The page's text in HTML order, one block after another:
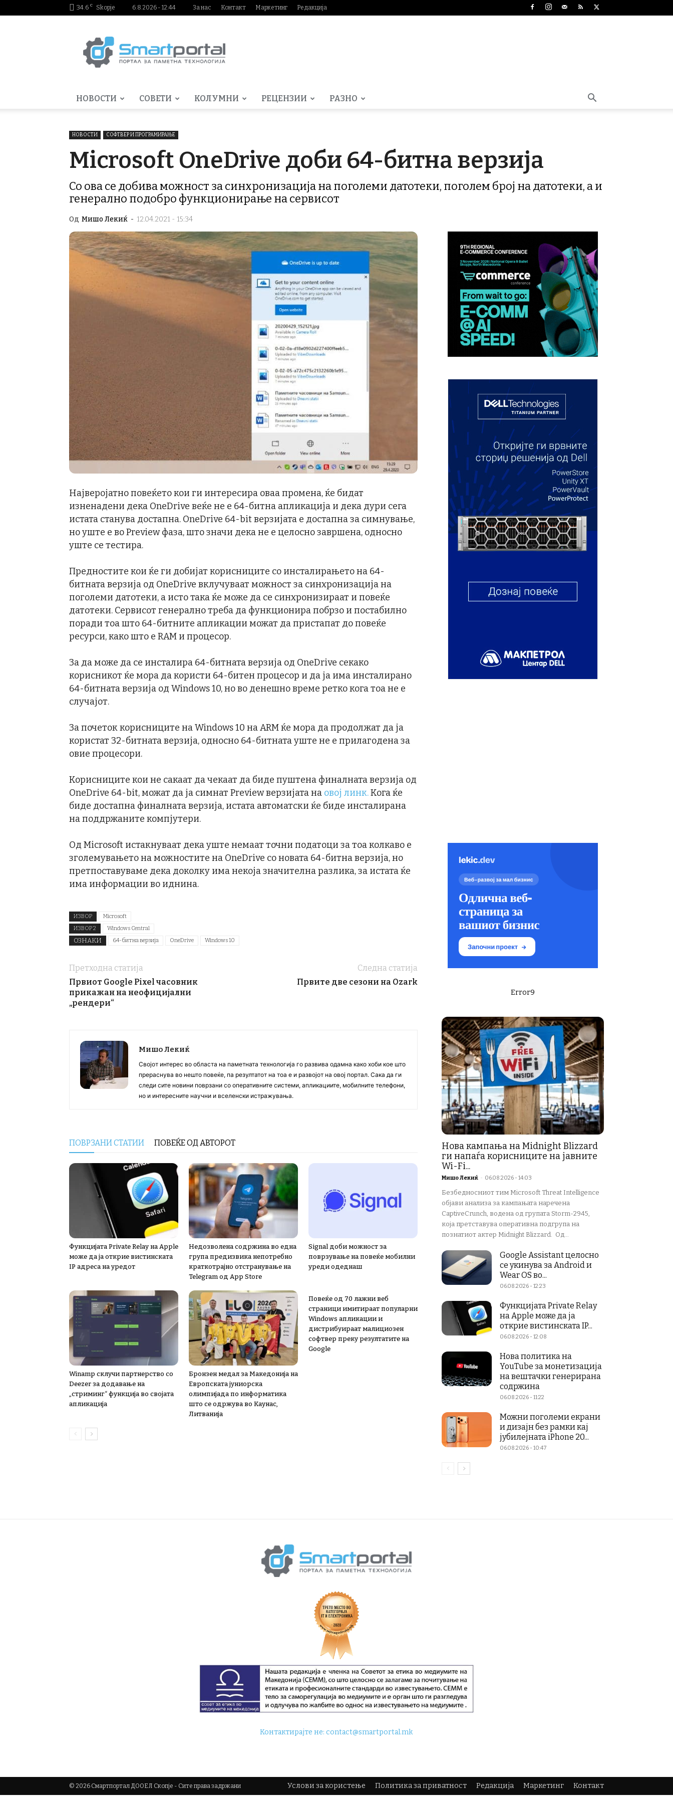
34.6 C Skopje 6.8.2026 - 12:44 За нас Контакт Маркетинг Редакција
НОВОСТИ СОВЕТИ КОЛУМНИ РЕЦЕНЗИИ РАЗНО
НОВОСТИ СОФТВЕР И ПРОГРАМИРАЊЕ
Microsoft OneDrive доби 64-битна верзија
Со ова се добива можност за синхронизација на поголеми датотеки, поголем број на датотеки, а и
генерално подобро функционирање на сервисот
Од Мишо Лекиќ - 12.04.2021 - 15:34
Најверојатно повеќето кои ги интересира оваа промена, ќе бидат
изненадени дека OneDrive веќе не е 64-битна апликација и дека дури сега
истата станува достапна. OneDrive 64-bit верзијата е достапна за симнување,
но уште е во Preview фаза, што значи дека не е целосно завршена, односно
уште се тестира.
Предностите кои ќе ги добијат корисниците со инсталирањето на 64-
битната верзија од OneDrive вклучуваат можност за синхронизација на
поголеми датотеки, а исто така ќе може да се синхронизираат и повеќе
датотеки. Сервисот генерално треба да функционира побрзо и постабилно
поради тоа што 64-битните апликации можат да пристапат до повеќе
ресурси, како што е RAM и процесор.
За да може да се инсталира 64-битната верзија од OneDrive секако
корисникот ќе мора да користи 64-битен процесор и да ја има инсталирано
64-битната верзија од Windows 10, но во денешно време ретко кога тоа не е
случајот.
За почеток корисниците на Windows 10 на ARM ќе мора да продолжат да ја
користат 32-битната верзија, односно 64-битната уште не е прилагодена за
овие процесори.
Корисниците кои не сакаат да чекаат да биде пуштена финалната верзија од
OneDrive 64-bit, можат да ја симнат Preview верзијата на овој линк.Кога ќе
биде достапна финалната верзија, истата автоматски ќе биде инсталирана
на поддржаните компјутери.
Од Microsoft истакнуваат дека уште немаат точни податоци за тоа колкаво е
зголемувањето на можностите на OneDrive со новата 64-битна верзија, но
претпоставуваме дека доколку има некоја значителна разлика, за истата ќе
има информации во иднина.
ИЗВОР
Microsoft
ИЗВОР 2
Windows Central
ОЗНАКИ 64-битна верзија OneDrive Windows 10
Претходна статија
Првиот Google Pixel часовник
прикажан на неофицијални
„рендери“
Следна статија
Првите две сезони на Ozark
Мишо Лекиќ
Својот интерес во областа на паметната технологија го развива одамна како хоби кое што
прераснува во нешто повеќе, па резултатот на тоа е и развојот на овој портал. Сака да ги
следи сите новини поврзани со оперативните системи, апликациите, мобилните телефони,
но и интересните научни и вселенски истражувања.
ПОВРЗАНИ СТАТИИ ПОВЕЌЕ ОД АВТОРОТ
Функцијата Private Relay на Apple
може да ја открие вистинската
IP адреса на уредот
Недозволена содржина во една
група предизвика непотребно
краткотрајно отстранување на
Telegram од App Store
Signal доби можност за
поврзување на повеќе мобилни
уреди одеднаш
Winamp склучи партнерство со
Deezer за додавање на
„стриминг“ функција во својата
апликација
Бронзен медал за Македонија на
Европската јуниорска
олимпијада по информатика
што се одржува во Каунас,
Литванија
Повеќе од 70 лажни веб
страници имитираат популарни
Windows апликации и
дистрибуираат малициозен
софтвер преку резултатите на
Google
Error9
Нова кампања на Midnight Blizzard
ги напаѓа корисниците на јавните
Wi-Fi...
Мишо Лекиќ - 06.08.2026 - 14:03
Безбедносниот тим Microsoft Threat Intelligence
објави анализа за кампањата наречена
CaptiveCrunch, водена од групата Storm-2945,
која претставува оперативна подгрупа на
познатиот актер Midnight Blizzard. Од...
Google Assistant целосно
се укинува за Android и
Wear OS во...
06.08.2026 - 12:23
Функцијата Private Relay
на Apple може да ја
открие вистинската IP...
06.08.2026 - 12:08
Нова политика на
YouTube за монетизација
на вештачки генерирана
содржина
06.08.2026 - 11:22
Можни поголеми екрани
и дизајн без рамки кај
јубилејната iPhone 20...
06.08.2026 - 10:47
Контактирајте не:contact@smartportal.mk
Услови за користење Политика за приватност Редакција Маркетинг Контакт
© 2026 Смартпортал ДООЕЛ Скопје - Сите права задржани